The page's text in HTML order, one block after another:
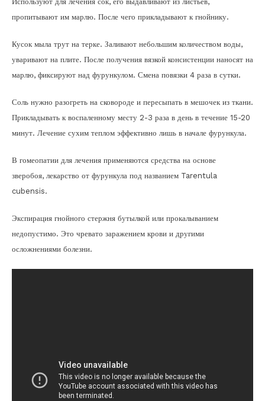
пропитывают им марлю. После чего прикладывают к гнойнику.
Кусок мыла трут на терке. Заливают небольшим количеством воды,
уваривают на плите. После получения вязкой консистенции наносят на
марлю, фиксируют над фурункулом. Смена повязки 4 раза в сутки.
Соль нужно разогреть на сковороде и пересыпать в мешочек из ткани.
Прикладывать к воспаленному месту 2-3 раза в день в течение 15-20
минут. Лечение сухим теплом эффективно лишь в начале фурункула.
В гомеопатии для лечения применяются средства на основе
зверобоя, лекарство от фурункула под названием Tarentula
cubensis.
Экспирация гнойного стержня бутылкой или прокалыванием
недопустимо. Это чревато заражением крови и другими
осложнениями болезни.